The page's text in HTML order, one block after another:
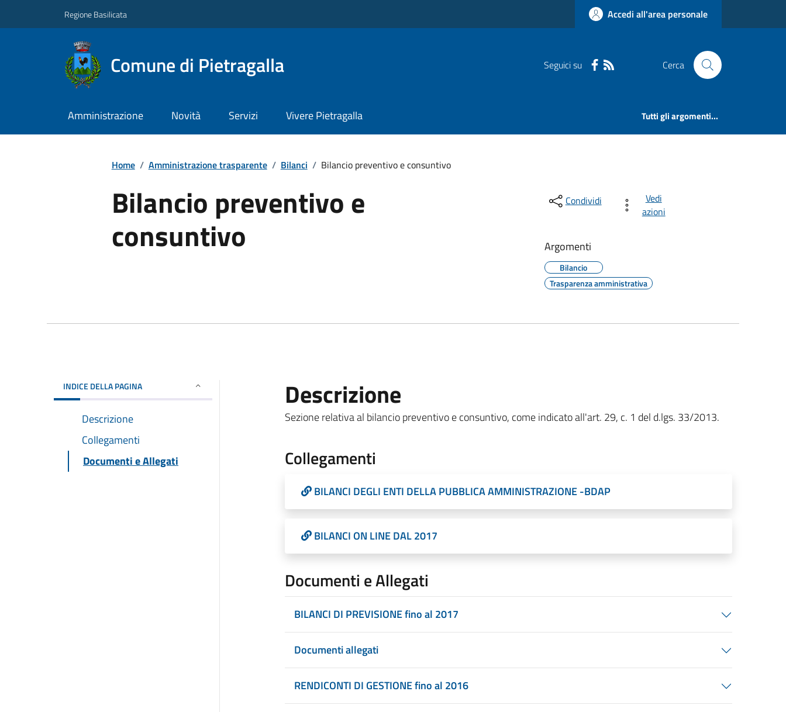
Regione Basilicata Accedi all'area personale
Comune di Pietragalla Seguici su Cerca
Amministrazione Novità Servizi Vivere Pietragalla Tutti gli argomenti...
Home / Amministrazione trasparente / Bilanci / Bilancio preventivo e consuntivo
Bilancio preventivo e
consuntivo
Condividi
Vedi
azioni
Argomenti
Bilancio
Trasparenza amministrativa
INDICE DELLA PAGINA
Descrizione
Collegamenti
Documenti e Allegati
Descrizione
Sezione relativa al bilancio preventivo e consuntivo, come indicato all'art. 29, c. 1 del d.lgs. 33/2013.
Collegamenti
BILANCI DEGLI ENTI DELLA PUBBLICA AMMINISTRAZIONE -BDAP
BILANCI ON LINE DAL 2017
Documenti e Allegati
BILANCI DI PREVISIONE fino al 2017
Documenti allegati
RENDICONTI DI GESTIONE fino al 2016